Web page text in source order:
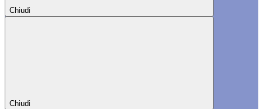
Chiudi
Chiudi